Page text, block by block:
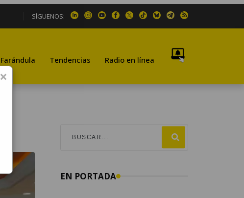
SÍGUENOS:
Farándula Tendencias Radio en línea
EN PORTADA
×